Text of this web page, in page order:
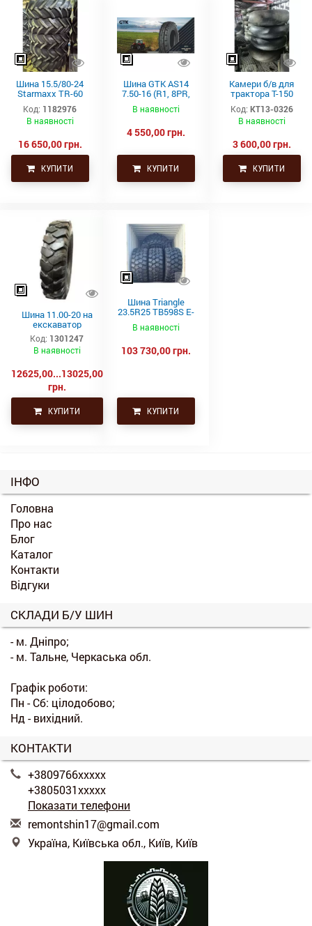
Шина 15.5/80-24
Starmaxx TR-60
(16PR, 163A8, TL)
Код: 1182976
В наявності
16 650,00 грн.
КУПИТИ
Шина GTK AS14
7.50-16 (R1, 8PR,
TT)
В наявності
4 550,00 грн.
КУПИТИ
Камери б/в для
трактора Т-150
21.3-24 (530-610)
СНГ товсті
Код: КТ13-0326
В наявності
3 600,00 грн.
КУПИТИ
Шина 11.00-20 на
екскаватор
Код: 1301247
В наявності
12625,00...13025,00
грн.
КУПИТИ
Шина Triangle
23.5R25 TB598S E-
4 201A2/185B
В наявності
103 730,00 грн.
КУПИТИ
ІНФО
Головна
Про нас
Блог
Каталог
Контакти
Відгуки
СКЛАДИ Б/У ШИН
- м. Дніпро;
- м. Тальне, Черкаська обл.
Графік роботи:
Пн - Сб: цілодобово;
Нд - вихідний.
КОНТАКТИ
+3809766xxxxx
+3805031xxxxx
Показати телефони
remontshin17@gmail.com
Україна, Київська обл., Київ, Київ